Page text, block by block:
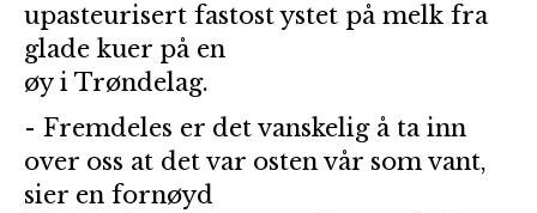
upasteurisert fastost ystet på melk fra
glade kuer på en
øy i Trøndelag.
- Fremdeles er det vanskelig å ta inn
over oss at det var osten vår som vant,
sier en fornøyd